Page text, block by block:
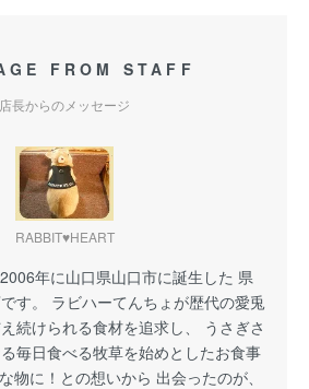
FROM STAFF
店長からのメッセージ
RABBIT♥HEART
年に山口県山口市に誕生した 県
す。 ラビハーてんちょが歴代の愛兎
続けられる食材を追求し、 うさぎさ
毎日食べる牧草を始めとしたお食事
物に！との想いから 出会ったのが、